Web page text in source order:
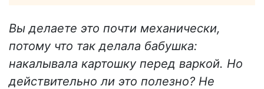
Вы делаете это почти механически,
потому что так делала бабушка:
накалывала картошку перед варкой. Но
действительно ли это полезно? Не